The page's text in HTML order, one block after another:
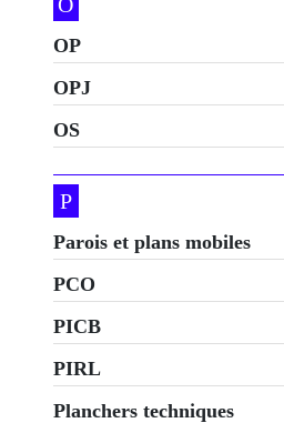
OP
OPJ
OS
P
Parois et plans mobiles
PCO
PICB
PIRL
Planchers techniques